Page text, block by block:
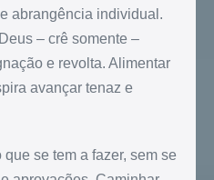
abrangência individual.
– crê somente –
e revolta. Alimentar
avançar tenaz e
se tem a fazer, sem se